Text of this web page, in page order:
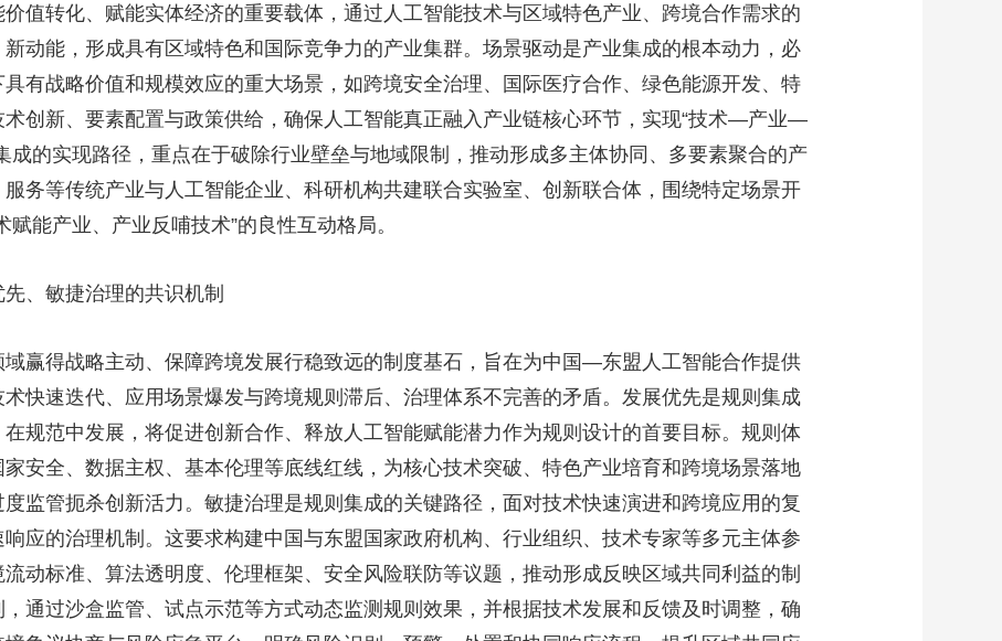
值转化、赋能实体经济的重要载体，通过人工智能技术与区域特色产业、跨境合作需求的
动能，形成具有区域特色和国际竞争力的产业集群。场景驱动是产业集成的根本动力，必
有战略价值和规模效应的重大场景，如跨境安全治理、国际医疗合作、绿色能源开发、特
创新、要素配置与政策供给，确保人工智能真正融入产业链核心环节，实现“技术—产业—
成的实现路径，重点在于破除行业壁垒与地域限制，推动形成多主体协同、多要素聚合的产
务等传统产业与人工智能企业、科研机构共建联合实验室、创新联合体，围绕特定场景开
能产业、产业反哺技术”的良性互动格局。
、敏捷治理的共识机制
赢得战略主动、保障跨境发展行稳致远的制度基石，旨在为中国—东盟人工智能合作提供
快速迭代、应用场景爆发与跨境规则滞后、治理体系不完善的矛盾。发展优先是规则集成
规范中发展，将促进创新合作、释放人工智能赋能潜力作为规则设计的首要目标。规则体
安全、数据主权、基本伦理等底线红线，为核心技术突破、特色产业培育和跨境场景落地
监管扼杀创新活力。敏捷治理是规则集成的关键路径，面对技术快速演进和跨境应用的复
应的治理机制。这要求构建中国与东盟国家政府机构、行业组织、技术专家等多元主体参
动标准、算法透明度、伦理框架、安全风险联防等议题，推动形成反映区域共同利益的制
通过沙盒监管、试点示范等方式动态监测规则效果，并根据技术发展和反馈及时调整，确